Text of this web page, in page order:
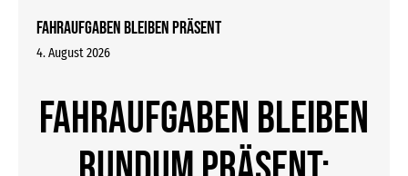
Fahraufgaben bleiben präsent
4. August 2026
Fahraufgaben bleiben